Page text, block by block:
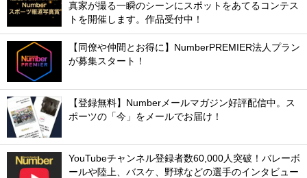
真家が撮る一瞬のシーンにスポットをあてるコンテス
トを開催します。作品受付中！
【同僚や仲間とお得に】NumberPREMIER法人プラン
が募集スタート！
【登録無料】Numberメールマガジン好評配信中。ス
ポーツの「今」をメールでお届け！
YouTubeチャンネル登録者数60,000人突破！バレーボ
ールや陸上、バスケ、野球などの選手のインタビュー